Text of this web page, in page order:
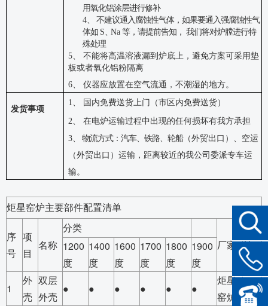
用氧化铝涂层进行修补
4
不建议通入腐蚀性气体，如果要通入强腐蚀性气
体如 S Na 等，请提前告知， 我们将对炉膛进行特
殊处理
5、 不能将高温溶液漏到炉底上，避免方案可采用垫
板或者氧化铝粉隔离
6、 仪器应放置在空气流通，不潮湿的地方。
发货事项
1、 国内免费送货上门（市区内免费送货）
2、 在电炉运输过程中出现的任何损坏有我方承担
3
物流方式：汽车、铁路、轮船（外贸出口 ）
、空运
（外贸出口 ） 运输，距离较近的我公司委派专车运
输。
炬星窑炉主要部件配置清单
序
号
项
目
名称
分类
厂家
注
1200
度
1400
度
1600
度
1700
度
1800
度
1900
度
1
外
壳
双层
外壳
● ● ● ● ● ●
炬星
窑炉